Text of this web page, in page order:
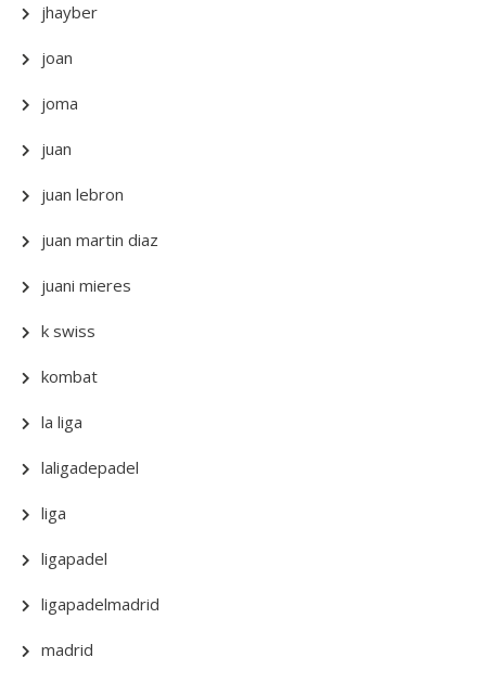
jhayber
joan
joma
juan
juan lebron
juan martin diaz
juani mieres
k swiss
kombat
la liga
laligadepadel
liga
ligapadel
ligapadelmadrid
madrid